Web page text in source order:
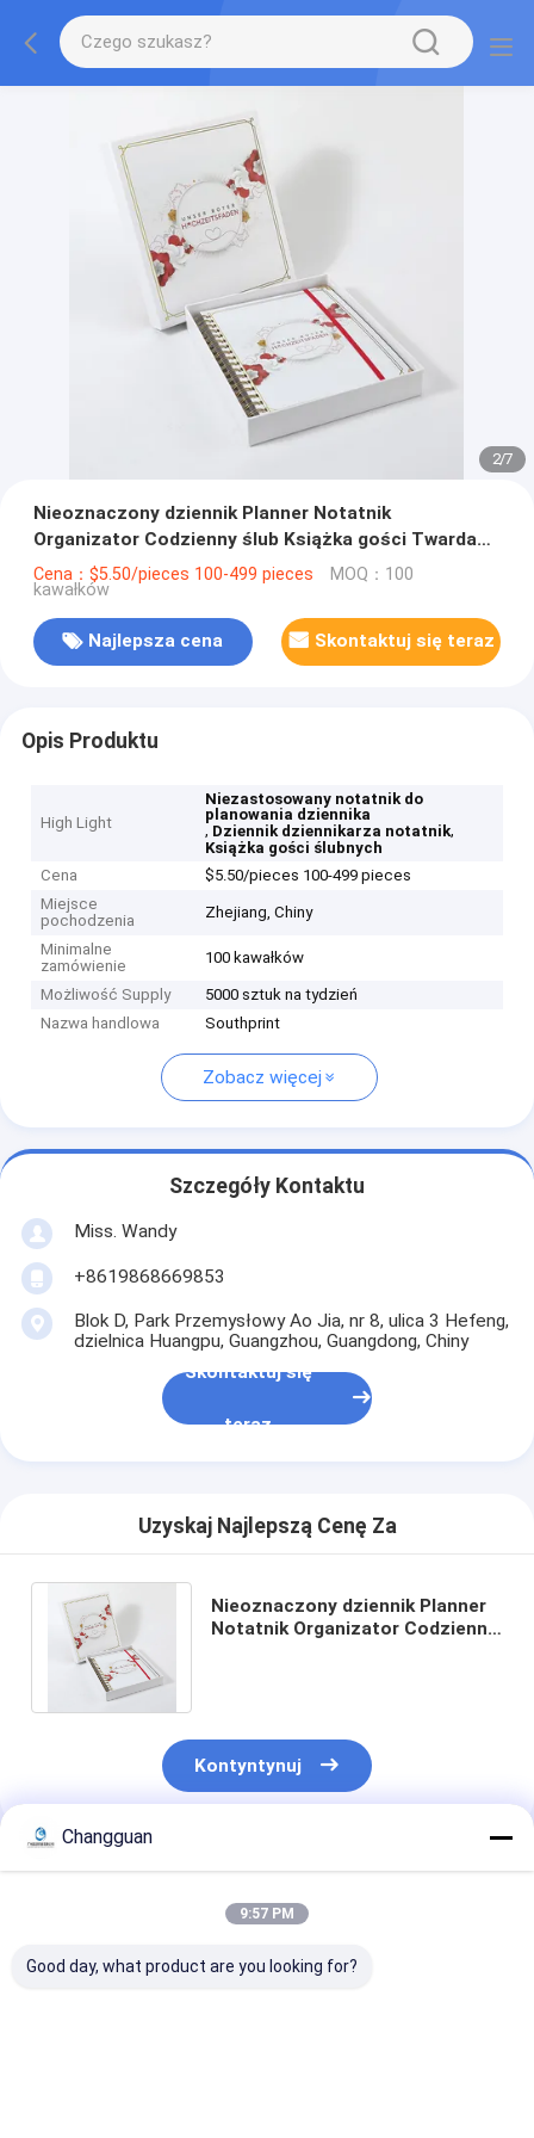
2/7
Nieoznaczony dziennik Planner Notatnik
Organizator Codzienny ślub Książka gości Twarda
okładka
Cena：$5.50/pieces 100-499 pieces MOQ：100
kawałków
Najlepsza cena Skontaktuj się teraz
Opis Produktu
High Light
Niezastosowany notatnik do
planowania dziennika
, Dziennik dziennikarza notatnik,
Książka gości ślubnych
Cena
$5.50/pieces 100-499 pieces
Miejsce
pochodzenia
Zhejiang, Chiny
Minimalne
zamówienie
100 kawałków
Możliwość Supply
5000 sztuk na tydzień
Nazwa handlowa
Southprint
Zobacz więcej
Szczegóły Kontaktu
Miss. Wandy
+8619868669853
Blok D, Park Przemysłowy Ao Jia, nr 8, ulica 3 Hefeng,
dzielnica Huangpu, Guangzhou, Guangdong, Chiny
Skontaktuj się
teraz
Uzyskaj Najlepszą Cenę Za
Nieoznaczony dziennik Planner
Notatnik Organizator Codzienny
Kontyntynuj
Polecane Produkty
Changguan
9:57 PM
Good day, what product are you looking for?